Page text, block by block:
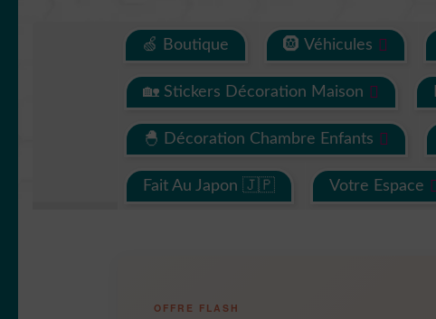
🍏 Boutique 🛞 Véhicules
🏡 Stickers Décoration Maison
🐣 Décoration Chambre Enfants
Fait Au Japon 🇯🇵 Votre Espace
OFFRE FLASH